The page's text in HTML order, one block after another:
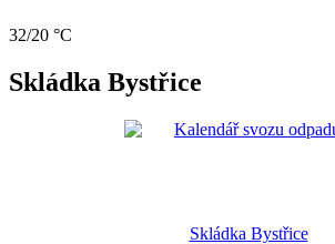
32/20 °C
Skládka Bystřice
Skládka Bystřice